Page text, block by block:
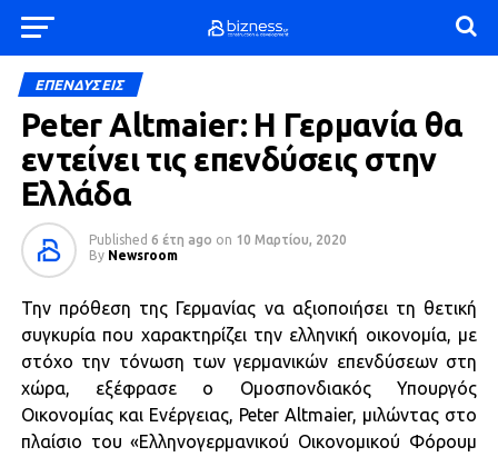
ΕΠΕΝΔΥΣΕΙΣ
Peter Altmaier: Η Γερμανία θα
εντείνει τις επενδύσεις στην
Ελλάδα
Published 6 έτη ago on 10 Μαρτίου, 2020
By Newsroom
Την πρόθεση της Γερμανίας να αξιοποιήσει τη θετική
συγκυρία που χαρακτηρίζει την ελληνική οικονομία, με
στόχο την τόνωση των γερμανικών επενδύσεων στη
χώρα, εξέφρασε ο Ομοσπονδιακός Υπουργός
Οικονομίας και Ενέργειας, Peter Altmaier, μιλώντας στο
πλαίσιο του «Ελληνογερμανικού Οικονομικού Φόρουμ